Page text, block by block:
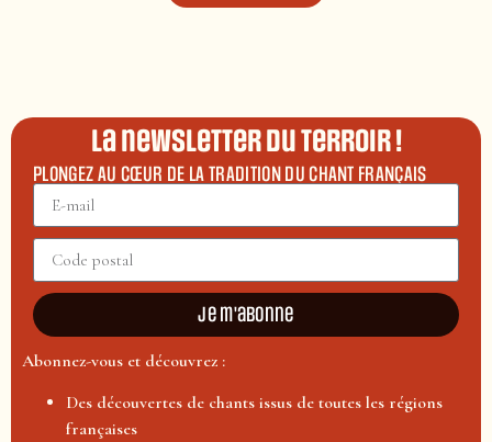
La newsletter du terroir !
PLONGEZ AU CŒUR DE LA TRADITION DU CHANT FRANÇAIS
Je m'abonne
Abonnez-vous et découvrez :
Des découvertes de chants issus de toutes les régions
françaises